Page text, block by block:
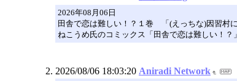
2026年08月06日
田舎で恋は難しい！？１巻 「(えっちな)因習村
ねこうめ氏のコミックス「田舎で恋は難しい！
2026/08/06 18:03:20 Aniradi Network